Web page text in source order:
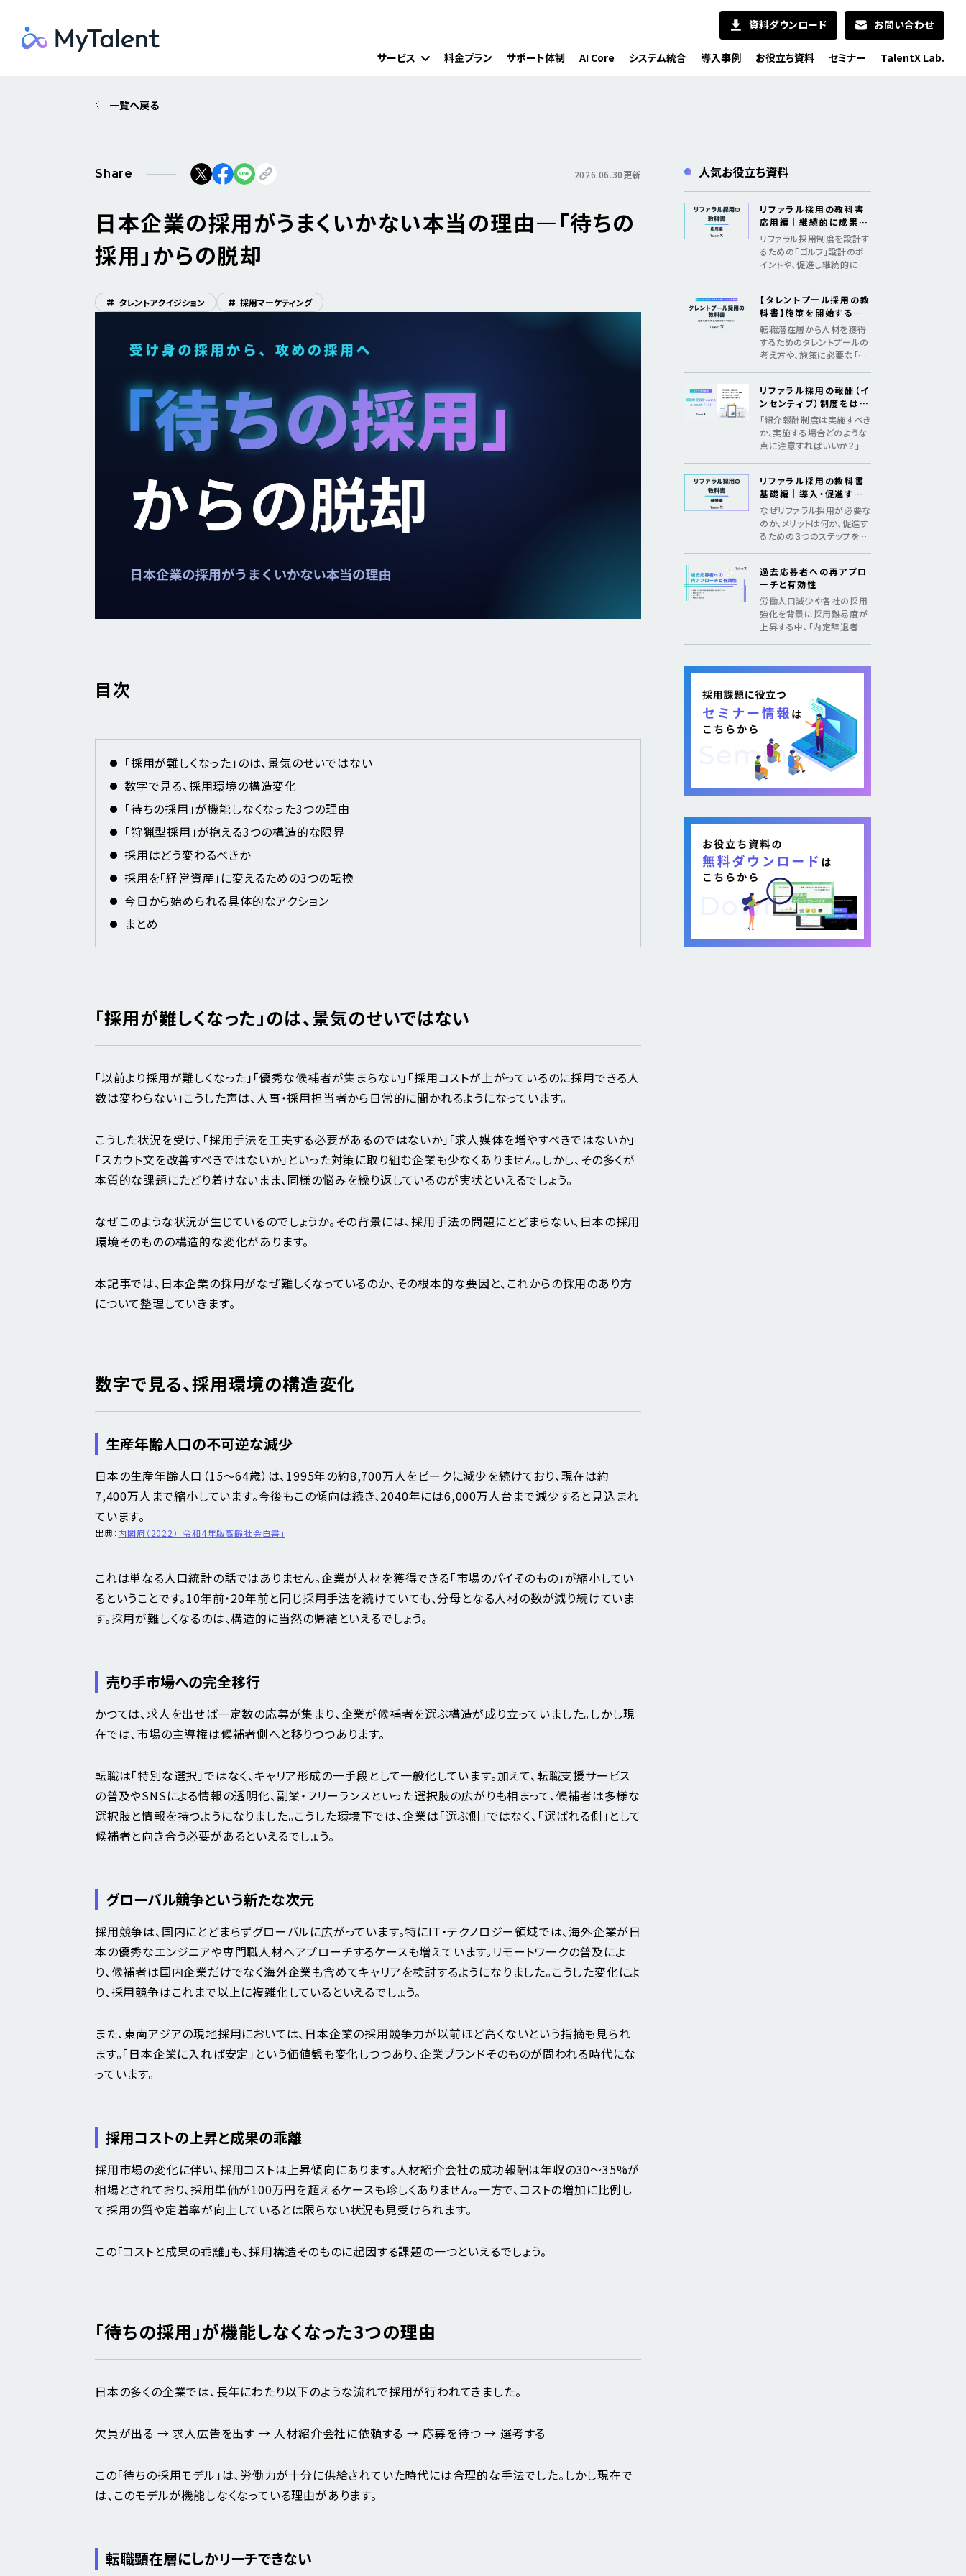
資料ダウンロード お問い合わせ
サービス 料金プラン サポート体制 AI Core システム統合 導入事例 お役立ち資料 セミナー TalentX Lab.
一覧へ戻る
2026.06.30更新
Share
日本企業の採用がうまくいかない本当の理由―「待ちの
採用」からの脱却
# タレントアクイジション # 採用マーケティング
目次
「採用が難しくなった」のは、景気のせいではない
数字で見る、採用環境の構造変化
「待ちの採用」が機能しなくなった3つの理由
「狩猟型採用」が抱える3つの構造的な限界
採用はどう変わるべきか
採用を「経営資産」に変えるための3つの転換
今日から始められる具体的なアクション
まとめ
「採用が難しくなった」のは、景気のせいではない
「以前より採用が難しくなった」「優秀な候補者が集まらない」「採用コストが上がっているのに採用できる人
数は変わらない」こうした声は、人事・採用担当者から日常的に聞かれるようになっています。
こうした状況を受け、「採用手法を工夫する必要があるのではないか」「求人媒体を増やすべきではないか」
「スカウト文を改善すべきではないか」といった対策に取り組む企業も少なくありません。しかし、その多くが
本質的な課題にたどり着けないまま、同様の悩みを繰り返しているのが実状といえるでしょう。
なぜこのような状況が生じているのでしょうか。その背景には、採用手法の問題にとどまらない、日本の採用
環境そのものの構造的な変化があります。
本記事では、日本企業の採用がなぜ難しくなっているのか、その根本的な要因と、これからの採用のあり方
について整理していきます。
数字で見る、採用環境の構造変化
生産年齢人口の不可逆な減少
日本の生産年齢人口（15〜64歳）は、1995年の約8,700万人をピークに減少を続けており、現在は約
7,400万人まで縮小しています。今後もこの傾向は続き、2040年には6,000万人台まで減少すると見込まれ
ています。
出典：内閣府（2022）「令和4年版高齢社会白書」
これは単なる人口統計の話ではありません。企業が人材を獲得できる「市場のパイそのもの」が縮小してい
るということです。10年前・20年前と同じ採用手法を続けていても、分母となる人材の数が減り続けていま
す。採用が難しくなるのは、構造的に当然の帰結といえるでしょう。
売り手市場への完全移行
かつては、求人を出せば一定数の応募が集まり、企業が候補者を選ぶ構造が成り立っていました。しかし現
在では、市場の主導権は候補者側へと移りつつあります。
転職は「特別な選択」ではなく、キャリア形成の一手段として一般化しています。加えて、転職支援サービス
の普及やSNSによる情報の透明化、副業・フリーランスといった選択肢の広がりも相まって、候補者は多様な
選択肢と情報を持つようになりました。こうした環境下では、企業は「選ぶ側」ではなく、「選ばれる側」として
候補者と向き合う必要があるといえるでしょう。
グローバル競争という新たな次元
採用競争は、国内にとどまらずグローバルに広がっています。特にIT・テクノロジー領域では、海外企業が日
本の優秀なエンジニアや専門職人材へアプローチするケースも増えています。リモートワークの普及によ
り、候補者は国内企業だけでなく海外企業も含めてキャリアを検討するようになりました。こうした変化によ
り、採用競争はこれまで以上に複雑化しているといえるでしょう。
また、東南アジアの現地採用においては、日本企業の採用競争力が以前ほど高くないという指摘も見られ
ます。「日本企業に入れば安定」という価値観も変化しつつあり、企業ブランドそのものが問われる時代にな
っています。
採用コストの上昇と成果の乖離
採用市場の変化に伴い、採用コストは上昇傾向にあります。人材紹介会社の成功報酬は年収の30〜35%が
相場とされており、採用単価が100万円を超えるケースも珍しくありません。一方で、コストの増加に比例し
て採用の質や定着率が向上しているとは限らない状況も見受けられます。
この「コストと成果の乖離」も、採用構造そのものに起因する課題の一つといえるでしょう。
「待ちの採用」が機能しなくなった3つの理由
日本の多くの企業では、長年にわたり以下のような流れで採用が行われてきました。
欠員が出る → 求人広告を出す → 人材紹介会社に依頼する → 応募を待つ → 選考する
この「待ちの採用モデル」は、労働力が十分に供給されていた時代には合理的な手法でした。しかし現在で
は、このモデルが機能しなくなっている理由があります。
転職顕在層にしかリーチできない
人気お役立ち資料
リファラル採用の教科書
応用編｜継続的に成果を
出すためのメソッド
リファラル採用制度を設計す
るための「ゴルフ」設計のポ
イントや、促進し継続的に採
フレームワークを紹介
【タレントプール採用の教
科書】施策を開始するた
めの3つのSTEP
転職潜在層から人材を獲得
するためのタレントプールの
考え方や、施策に必要な「デ
化
リファラル採用の報酬（イ
ンセンティブ）制度をはじ
めとした、制度設計のポイ
ント
「紹介報酬制度は実施すべき
か、実施する場合どのような
点に注意すればいいか？」法
リファラル採用の教科書
基礎編｜導入・促進する
ためのメソッド
なぜリファラル採用が必要な
のか、メリットは何か、促進す
るための３つのステップを紹
過去応募者への再アプロ
ーチと有効性
労働人口減少や各社の採用
強化を背景に採用難易度が
上昇する中、「内定辞退者・
ています。 そのような疑問が
各社が取り組む背景から期
待できるメリット、 […]